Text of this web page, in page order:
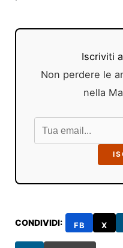
Iscriviti
Non perdere le
nella
CONDIVIDI: FB X